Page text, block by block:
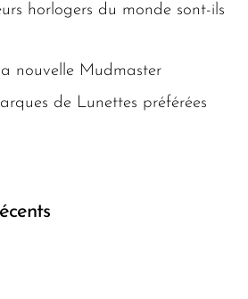
horlogers du monde sont-ils
nouvelle Mudmaster
de Lunettes préférées